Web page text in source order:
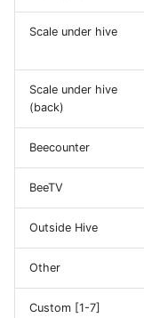
Scale under hive
Scale under hive
(back)
Beecounter
BeeTV
Outside Hive
Other
Custom [1-7]